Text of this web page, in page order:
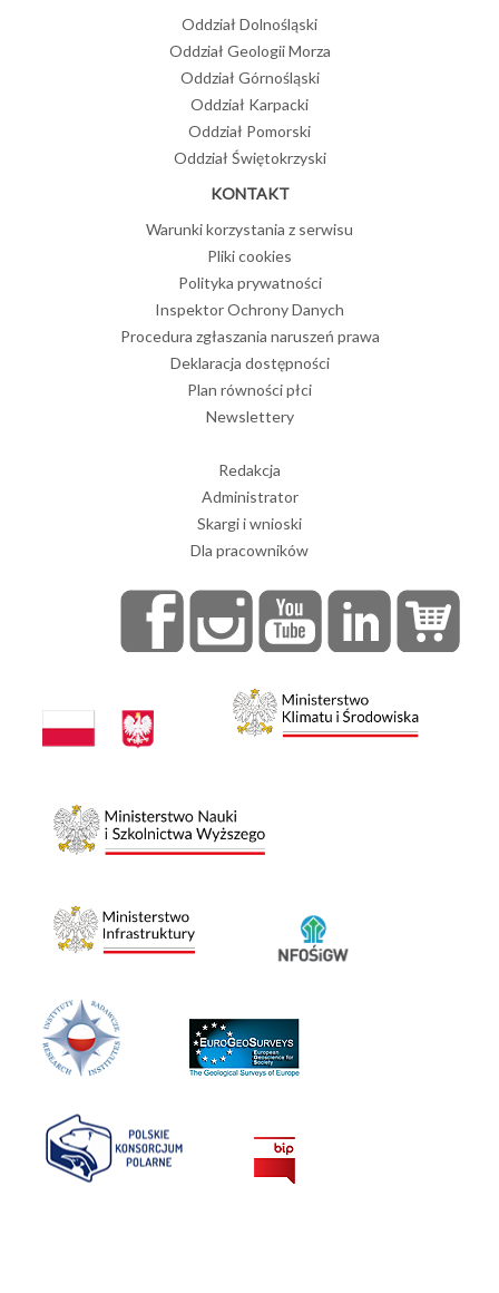
Oddział Dolnośląski
Oddział Geologii Morza
Oddział Górnośląski
Oddział Karpacki
Oddział Pomorski
Oddział Świętokrzyski
KONTAKT
Warunki korzystania z serwisu
Pliki cookies
Polityka prywatności
Inspektor Ochrony Danych
Procedura zgłaszania naruszeń prawa
Deklaracja dostępności
Plan równości płci
Newslettery
Redakcja
Administrator
Skargi i wnioski
Dla pracowników